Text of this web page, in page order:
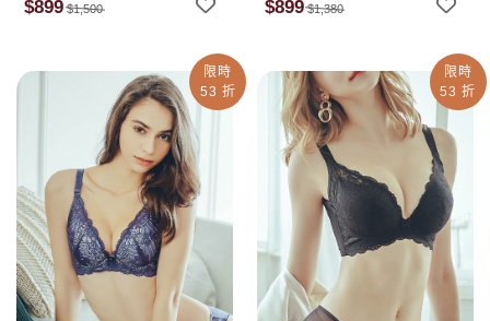
$899 $1,500 $899 $1,380
限時
53 折
限時
53 折